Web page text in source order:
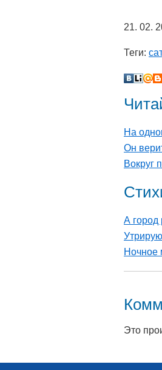
21. 02.
Теги:
На
Он
Вокруг
А город
Утрирую
Ночное
Это